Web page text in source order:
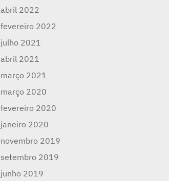
abril 2022
fevereiro 2022
julho 2021
abril 2021
março 2021
março 2020
fevereiro 2020
janeiro 2020
novembro 2019
setembro 2019
junho 2019